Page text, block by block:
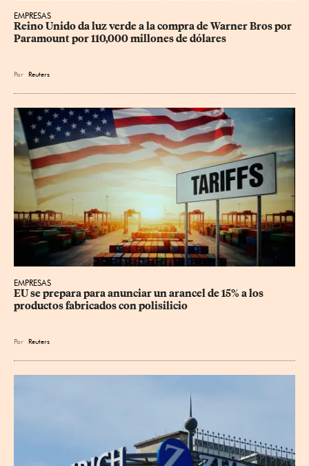
EMPRESAS
Reino Unido da luz verde a la compra de Warner Bros por
Paramount por 110,000 millones de dólares
Por Reuters
EMPRESAS
EU se prepara para anunciar un arancel de 15% a los
productos fabricados con polisilicio
Por Reuters